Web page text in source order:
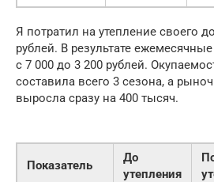
Я потратил на утепление своего
рублей. В результате
с 7 000 до 3 200 рублей.
составила всего 3 сезона, а
выросла сразу на 400 тысяч.
Показатель
До
утепления